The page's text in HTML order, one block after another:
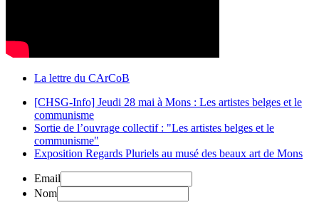
La lettre du CArCoB
[CHSG-Info] Jeudi 28 mai à Mons : Les artistes belges et le
communisme
Sortie de l’ouvrage collectif : "Les artistes belges et le
communisme"
Exposition Regards Pluriels au musé des beaux art de Mons
Email
Nom